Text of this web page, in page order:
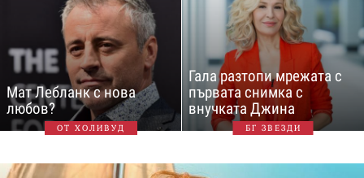
Мат Лебланк с нова
любов?
ОТ ХОЛИВУД
Гала разтопи мрежата с
първата снимка с
внучката Джина
БГ ЗВЕЗДИ